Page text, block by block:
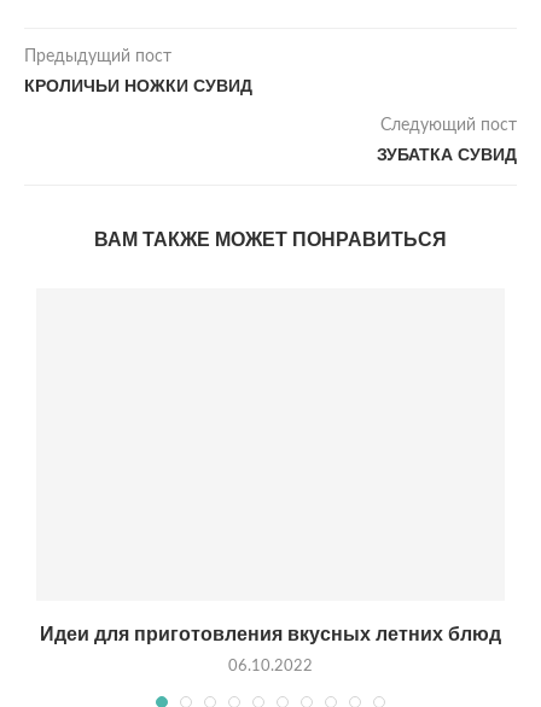
Предыдущий пост
КРОЛИЧЬИ НОЖКИ СУВИД
Следующий пост
ЗУБАТКА СУВИД
ВАМ ТАКЖЕ МОЖЕТ ПОНРАВИТЬСЯ
Идеи для приготовления вкусных летних блюд
06.10.2022